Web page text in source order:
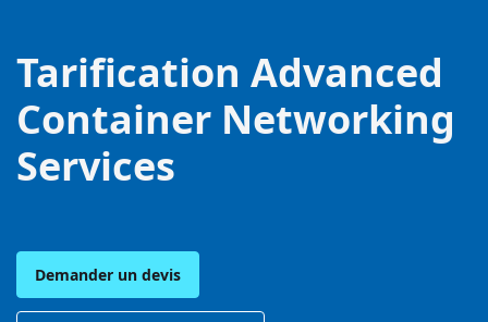
Tarification Advanced
Container Networking
Services
Demander un devis